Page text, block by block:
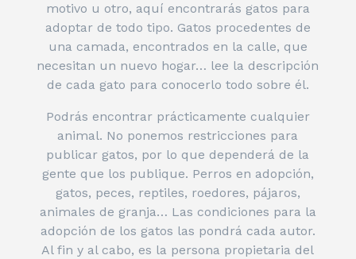
motivo u otro, aquí encontrarás gatos para
adoptar de todo tipo. Gatos procedentes de
una camada, encontrados en la calle, que
necesitan un nuevo hogar… lee la descripción
de cada gato para conocerlo todo sobre él.
Podrás encontrar prácticamente cualquier
animal. No ponemos restricciones para
publicar gatos, por lo que dependerá de la
gente que los publique. Perros en adopción,
gatos, peces, reptiles, roedores, pájaros,
animales de granja… Las condiciones para la
adopción de los gatos las pondrá cada autor.
Al fin y al cabo, es la persona propietaria del